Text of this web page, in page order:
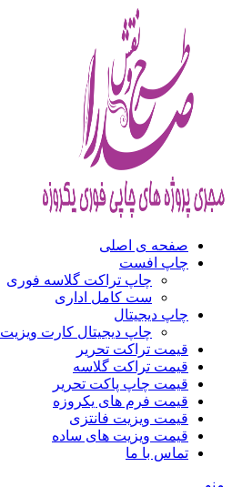
صفحه ی اصلی
چاپ افست
چاپ تراکت گلاسه فوری
ست کامل اداری
چاپ دیجیتال
چاپ دیجیتال کارت ویزیت
قیمت تراکت تحریر
قیمت تراکت گلاسه
قیمت چاپ پاکت تحریر
قیمت فرم های یکروزه
قیمت ویزیت فانتزی
قیمت ویزیت های ساده
تماس با ما